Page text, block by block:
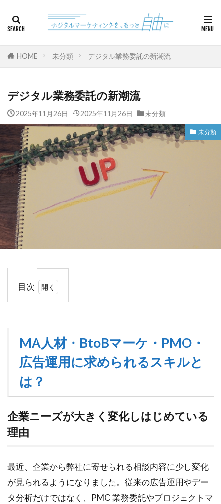
HOME 未分類 デジタル業務委託の新潮流
デジタル業務委託の新潮流
2025年11月26日 2025年11月26日 未分類
未分類
目次
ーケ・
PMO・
広告運
用に求
められ
るスキ
は？
ズが
大き
く変
化し
MA人材・ BtoBマーケ・PMO・
広告運用に求められるスキルと
は？
企業ニーズが大きく変化しはじめている
理由
最近、企業から弊社に寄せられる相談内容に少し変化
が見られるようになりました。従来の広告運用やデー
タ分析だけではなく、 PMO業務委託やプロジェクトマ